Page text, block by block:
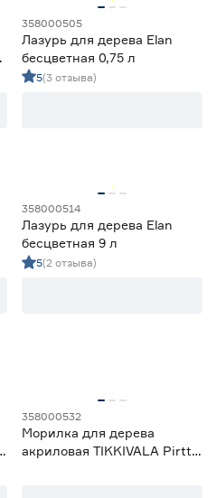
358000505
Лазурь для дерева Elan
бесцветная 0,75 л
5(3 отзыва)
358000514
Лазурь для дерева Elan
бесцветная 9 л
5(2 отзыва)
358000532
Морилка для дерева
акриловая TIKKIVALA Pirtti